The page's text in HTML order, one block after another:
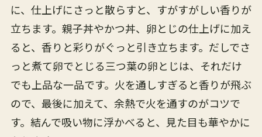
に、仕上げにさっと散らすと、すがすがしい香りが
立ちます。親子丼やかつ丼、卵とじの仕上げに加え
ると、香りと彩りがぐっと引き立ちます。だしでさ
っと煮て卵でとじる三つ葉の卵とじは、それだけ
でも上品な一品です。火を通しすぎると香りが飛ぶ
ので、最後に加えて、余熱で火を通すのがコツで
す。結んで吸い物に浮かべると、見た目も華やかに